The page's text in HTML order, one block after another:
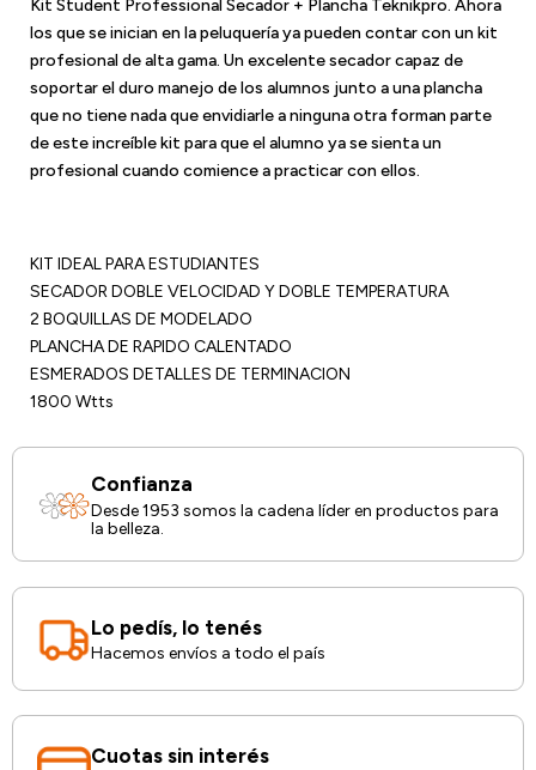
Kit Student Professional Secador + Plancha Teknikpro. Ahora
los que se inician en la peluquería ya pueden contar con un kit
profesional de alta gama. Un excelente secador capaz de
soportar el duro manejo de los alumnos junto a una plancha
que no tiene nada que envidiarle a ninguna otra forman parte
de este increíble kit para que el alumno ya se sienta un
profesional cuando comience a practicar con ellos.
KIT IDEAL PARA ESTUDIANTES
SECADOR DOBLE VELOCIDAD Y DOBLE TEMPERATURA
2 BOQUILLAS DE MODELADO
PLANCHA DE RAPIDO CALENTADO
ESMERADOS DETALLES DE TERMINACION
1800 Wtts
Confianza
Desde 1953 somos la cadena líder en productos para
la belleza.
Lo pedís, lo tenés
Hacemos envíos a todo el país
Cuotas sin interés